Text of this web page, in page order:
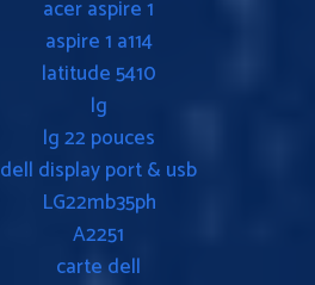
acer aspire 1
aspire 1 a114
latitude 5410
lg
lg 22 pouces
dell display port & usb
LG22mb35ph
A2251
carte dell